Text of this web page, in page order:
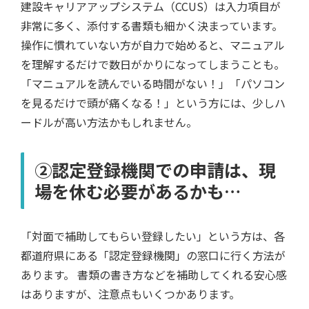
建設キャリアアップシステム（CCUS）は入力項目が
非常に多く、添付する書類も細かく決まっています。
操作に慣れていない方が自力で始めると、マニュアル
を理解するだけで数日がかりになってしまうことも。
「マニュアルを読んでいる時間がない！」「パソコン
を見るだけで頭が痛くなる！」という方には、少しハ
ードルが高い方法かもしれません。
②認定登録機関での申請は、現
場を休む必要があるかも…
「対面で補助してもらい登録したい」という方は、各
都道府県にある「認定登録機関」の窓口に行く方法が
あります。 書類の書き方などを補助してくれる安心感
はありますが、注意点もいくつかあります。